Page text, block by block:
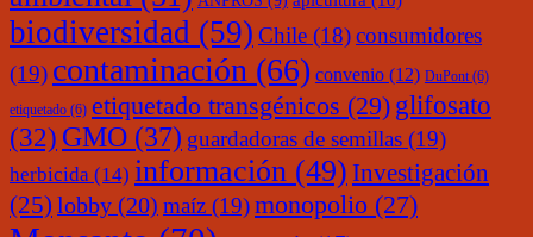
biodiversidad (59) Chile (18)consumidores
(19) contaminación (66) convenio (12) DuPont (6)
etiquetado (6) etiquetado transgénicos (29) glifosato
(32) GMO (37) guardadoras de semillas (19)
herbicida (14) información (49) Investigación
(25) lobby (20) maíz (19)monopolio (27)